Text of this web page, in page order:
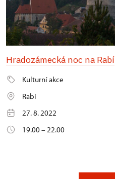
Hradozámecká noc na Rabí
Kulturní akce
Rabí
27. 8. 2022
19.00 – 22.00